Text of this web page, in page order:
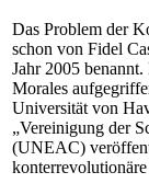
Das Problem der
schon von Fidel
Jahr 2005
Morales
Universität von
„Vereinigung der
(UNEAC)